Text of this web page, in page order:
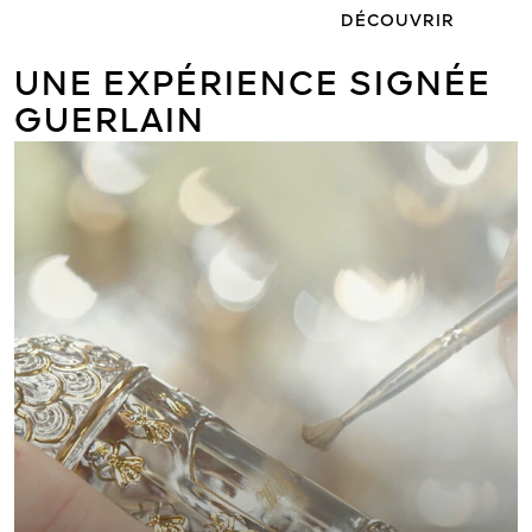
DÉCOUVRIR
UNE EXPÉRIENCE SIGNÉE
GUERLAIN